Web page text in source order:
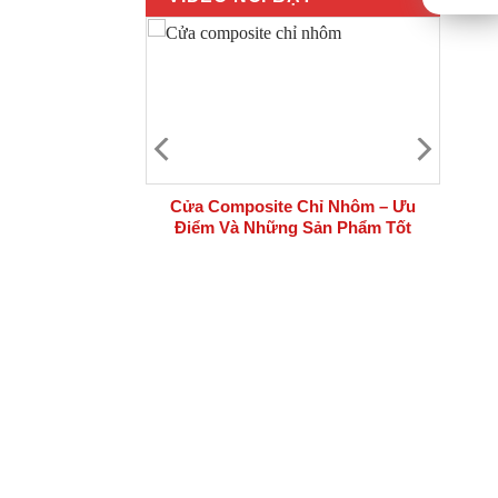
Cửa Composite Chỉ Nhôm – Ưu
Điểm Và Những Sản Phẩm Tốt